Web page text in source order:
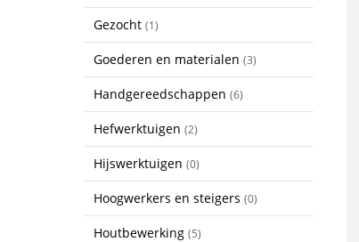
Gezocht (1)
Goederen en materialen (3)
Handgereedschappen (6)
Hefwerktuigen (2)
Hijswerktuigen (0)
Hoogwerkers en steigers (0)
Houtbewerking (5)